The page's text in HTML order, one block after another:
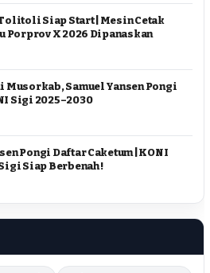
Siap Start | Mesin Cetak
Porprov X 2026 Dipanaskan
Musorkab, Samuel Yansen Pongi
Sigi 2025–2030
Pongi Daftar Caketum | KONI
Siap Berbenah !